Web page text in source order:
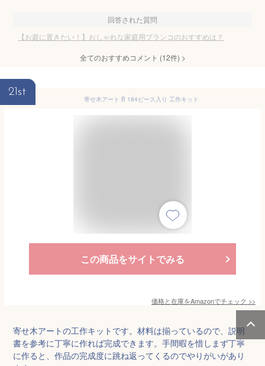
回答された質問
【お庭に置きたい！】おしゃれな家庭用ブランコのおすすめは？
全てのおすすめコメント (12件) >
21st
寄せ木アート B 184ピース入り 工作キット
この商品をサイトでみる
価格と在庫をAmazonでチェック >>
寄せ木アートの工作キットです。材料は揃っているので、説明
書を参考に丁寧に作れば完成できます。手間暇を惜しまず丁寧
に作ると、作品の完成度に跳ね返ってくるのでやりがいがあり